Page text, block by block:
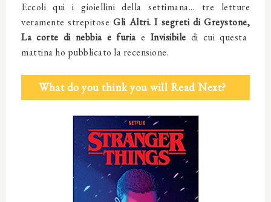
Eccoli qui i gioiellini della settimana... tre letture
veramente strepitoseGli Altri. I segreti di Greystone,
La corte di nebbia e furiae Invisibile di cui questa
mattina ho pubblicato la recensione.
What do you think you will Read Next?